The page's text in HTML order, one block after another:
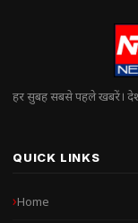
हर सुबह सबसे पहले खबरें।
QUICK LINKS
Home